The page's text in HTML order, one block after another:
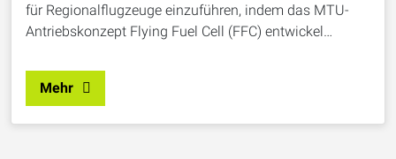
für Regionalflugzeuge einzuführen, indem das MTU-
Antriebskonzept Flying Fuel Cell (FFC) entwickel…
Mehr